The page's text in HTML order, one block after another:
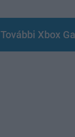
További Xbox